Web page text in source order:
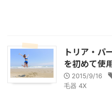
トリア・パ
を初めて使
2015/9/16
毛器 4X